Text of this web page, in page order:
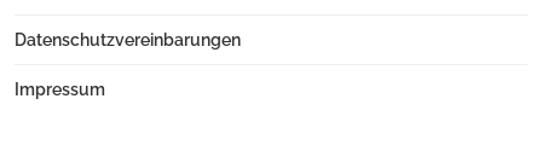
Datenschutzvereinbarungen
Impressum